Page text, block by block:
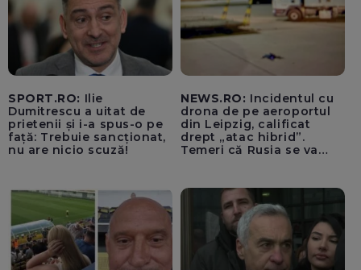
SPORT.RO: Ilie
Dumitrescu a uitat de
prietenii și i-a spus-o pe
față: Trebuie sancționat,
nu are nicio scuză!
NEWS.RO: Incidentul cu
drona de pe aeroportul
din Leipzig, calificat
drept „atac hibrid”.
Temeri că Rusia se va
neagă informațiile că
avioanele ucrainene din
apropierea dronei ar fi
fost încărcate cu muniție